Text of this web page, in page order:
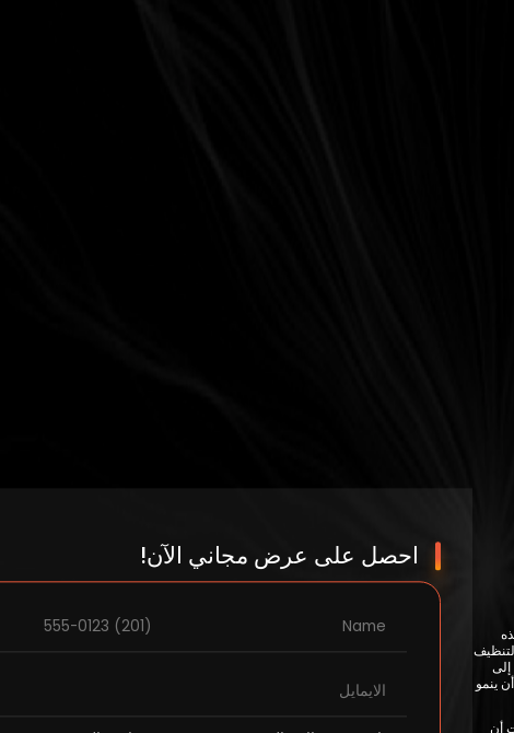
والصيانة في الإمارات العربية المتحدة بمعدل نمو سنوي مركب مرتفع (CAGR) يبلغ 5.21٪ من 2018 إلى
و 2026 ، من المتوقع أن ينمو
أن
احصل على عرض مجاني الآن!